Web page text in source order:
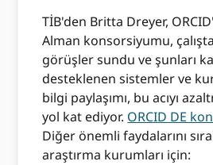
TİB'den Britta Dreyer,
Alman konsorsiyumu,
görüşler sundu ve şunları
desteklenen sistemler ve
bilgi paylaşımı, bu acıyı
yol kat ediyor. ORCID DE
Diğer önemli faydalarını
araştırma kurumları için: